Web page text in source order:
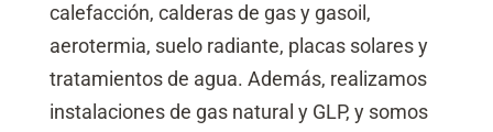
calefacción, calderas de gas y gasoil,
aerotermia, suelo radiante, placas solares y
tratamientos de agua. Además, realizamos
instalaciones de gas natural y GLP, y somos